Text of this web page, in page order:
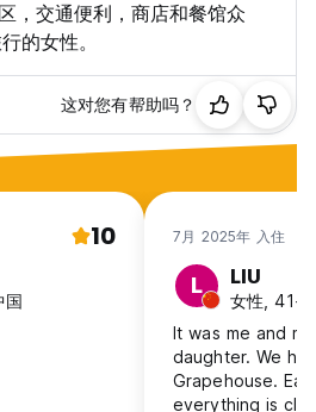
，交通便利，商店和餐馆众
的女性。
这对您有帮助吗？
10
国
7月 2025年 入住
L LIU
女性, 41+,
It was me and
daughter. We
Grapehouse.
everything is